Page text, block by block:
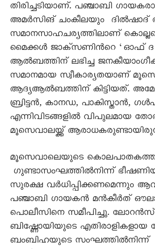
തിരിച്ചടിയാണ്. പഞ്ചാബി
അമര്‍സിങ് ചംകീലയും
സമാനസാഹചര്യത്തിലാണ്
മൈക്കള്‍ ജാക്സണിന്‍റെ ‘ഓഫ് ദ
ആല്‍ബത്തിന് ലഭിച്ച
സമാനമായ സ്വീകാര്യതയാണ്
ആദ്യആല്‍ബത്തിന് കിട്ടിയത്.
ബ്രിട്ടന്‍, കാനഡ, പാകിസ്താന്‍,
എന്നിവിടങ്ങളില്‍ വിപുലമായ
മൂസെവാലയ്ക്ക്
മൂസെവാലെയുടെ
ഗുണ്ടാസംഘത്തില്‍നിന്ന്
സുരക്ഷ വര്‍ധിപ്പിക്കണമെന്നും
പഞ്ചാബി ഗായകന്‍ മന്‍കീര്‍ത്
പൊലീസിനെ സമീപിച്ചു. ലോറന്‍സ്
ബിഷ്ണോയിയുടെ എതിരാളികളായ
ബംബിഹയുടെ സംഘത്തില്‍നിന്ന്